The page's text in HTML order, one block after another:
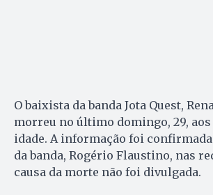
O baixista da banda Jota Quest,
morreu no último domingo, 29, aos
idade. A informação foi
da banda, Rogério Flaustino, nas
causa da morte não foi divulgada.